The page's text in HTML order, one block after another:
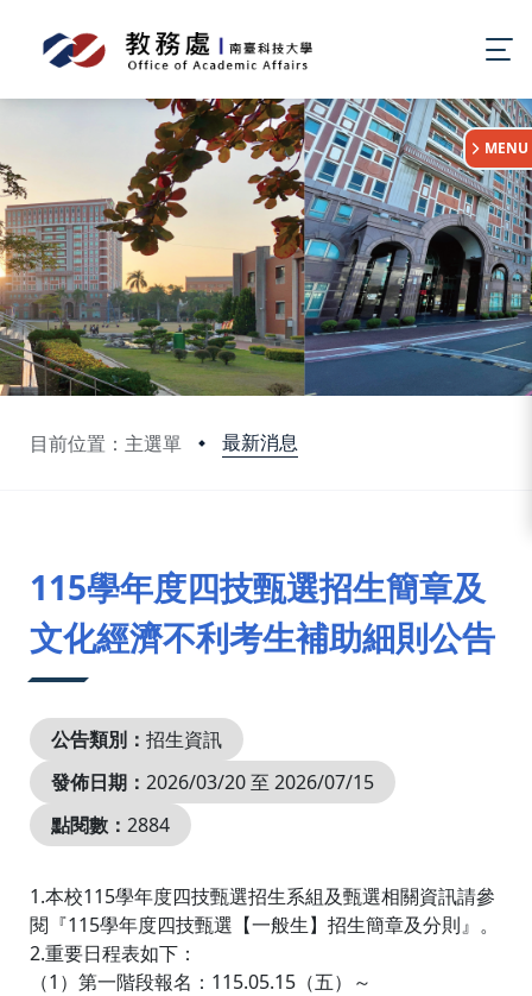
目前位置：主選單 最新消息
:::
MENU
115學年度四技甄選招生簡章及
文化經濟不利考生補助細則公告
公告類別： 招生資訊
發佈日期： 2026/03/20 至 2026/07/15
點閱數： 2884
1.本校115學年度四技甄選招生系組及甄選相關資訊請參
閱『115學年度四技甄選【一般生】招生簡章及分則』。
2.重要日程表如下：
（1）第一階段報名：115.05.15（五）～